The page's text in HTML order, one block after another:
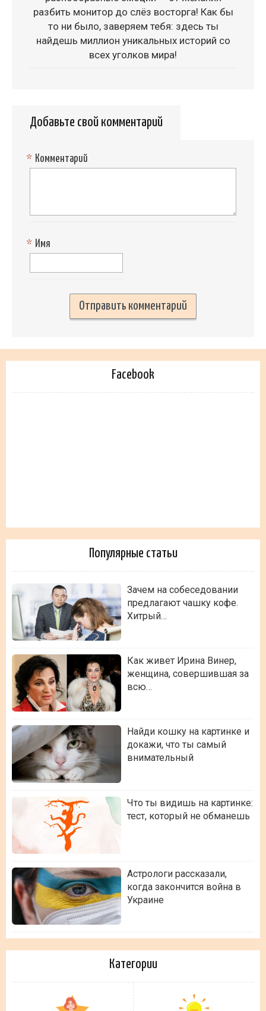
разбить монитор до слёз восторга! Как бы
то ни было, заверяем тебя: здесь ты
найдешь миллион уникальных историй со
всех уголков мира!
Добавьте свой комментарий
Комментарий
*
Имя
*
Facebook
Популярные статьи
Зачем на собеседовании
предлагают чашку кофе.
Хитрый…
Как живет Ирина Винер,
женщина, совершившая за
всю…
Найди кошку на картинке и
докажи, что ты самый
внимательный
Что ты видишь на картинке:
тест, который не обманешь
Астрологи рассказали,
когда закончится война в
Украине
Категории